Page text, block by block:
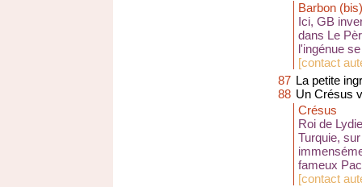
Barbon (bis)
Ici, GB
dans Le
l'ingénue
[contact
87 La petite
88 Un Crésus
Crésus
Roi de
Turquie,
fameux
[contact